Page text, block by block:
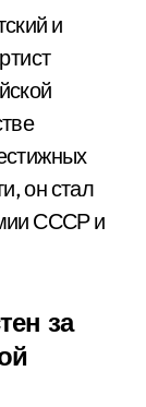
и
он стал
СССР и
за